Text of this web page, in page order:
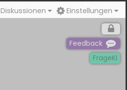
Diskussionen Einstellungen
Feedback
FrageKI